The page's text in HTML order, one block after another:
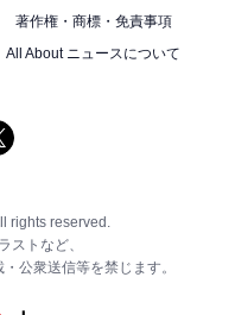
著作権・商標・免責事項
All About ニュースについて
rights reserved.
ストなど、
公衆送信等を禁じます。